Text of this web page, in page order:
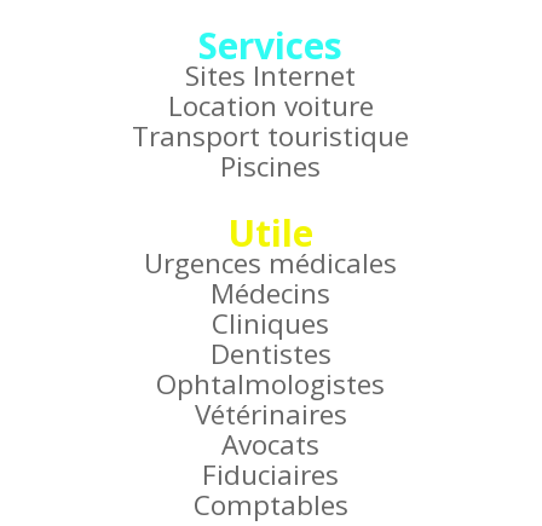
Services
Sites Internet
Location voiture
Transport touristique
Piscines
Utile
Urgences médicales
Médecins
Cliniques
Dentistes
Ophtalmologistes
Vétérinaires
Avocats
Fiduciaires
Comptables